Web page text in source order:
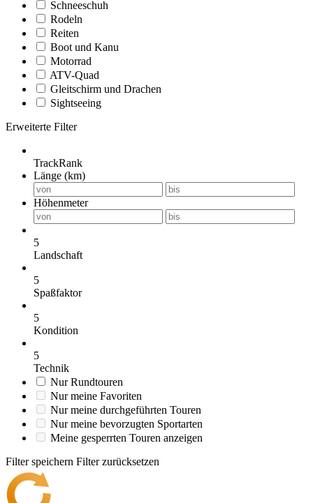
Schneeschuh
Rodeln
Reiten
Boot und Kanu
Motorrad
ATV-Quad
Gleitschirm und Drachen
Sightseeing
Erweiterte Filter
TrackRank
Länge (km)
Höhenmeter
5
Landschaft
5
Spaßfaktor
5
Kondition
5
Technik
Nur Rundtouren
Nur meine Favoriten
Nur meine durchgeführten Touren
Nur meine bevorzugten Sportarten
Meine gesperrten Touren anzeigen
Filter speichern Filter zurücksetzen